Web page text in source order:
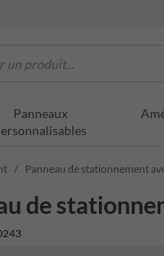
un produit...
Panneaux
Panneau de stationnement
de